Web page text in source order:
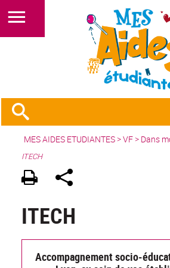
MES AIDES ETUDIANTES>VF> Dans
ITECH
ITECH
Accompagnement socio-